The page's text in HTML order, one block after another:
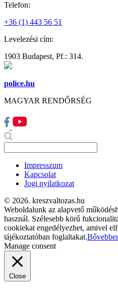
Telefon:
+36 (1) 443 56 51
Levelezési cím:
1903 Budapest, Pf.: 314.
police.hu
MAGYAR RENDŐRSÉG
Impresszum
Kapcsolat
Jogi nyilatkozat
© 2026. kreszvaltozas.hu
Weboldalunk az alapvető
használ. Szélesebb körű
cookiekat engedélyezhet, amivel
tájékoztatóban foglaltakat.
Manage consent
Close